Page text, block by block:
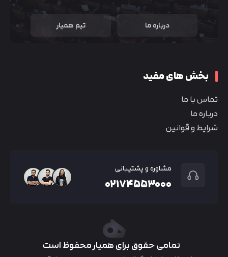
درباره ما تیم همیار
بخش های مفید
تماس با ما
درباره ما
شرایط و قوانین
مشاوره و پشتیبانی
۰۲۱۷۴۵۵۳۰۰۰
تمامی حقوق برای همیار محفوظ است